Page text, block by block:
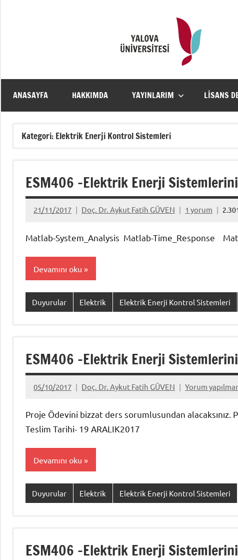
ANASAYFA HAKKIMDA YAYINLARIM LISANS
Kategori: Elektrik Enerji Kontrol Sistemleri
ESM406 -Elektrik Enerji
21/11/2017 Doç. Dr. Aykut Fatih GÜVEN 1 yorum
Matlab-System_Analysis Matlab-Time_Response
Devamını oku
Duyurular Elektrik Elektrik Enerji Kontrol Sistemleri
ESM406 -Elektrik Enerji
05/10/2017 Doç. Dr. Aykut Fatih GÜVEN Yorum
Proje Ödevini bizzat ders sorumlusundan alacaksınız.
Teslim Tarihi- 19 ARALIK2017
Devamını oku
Duyurular Elektrik Elektrik Enerji Kontrol Sistemleri
ESM406 -Elektrik Enerji